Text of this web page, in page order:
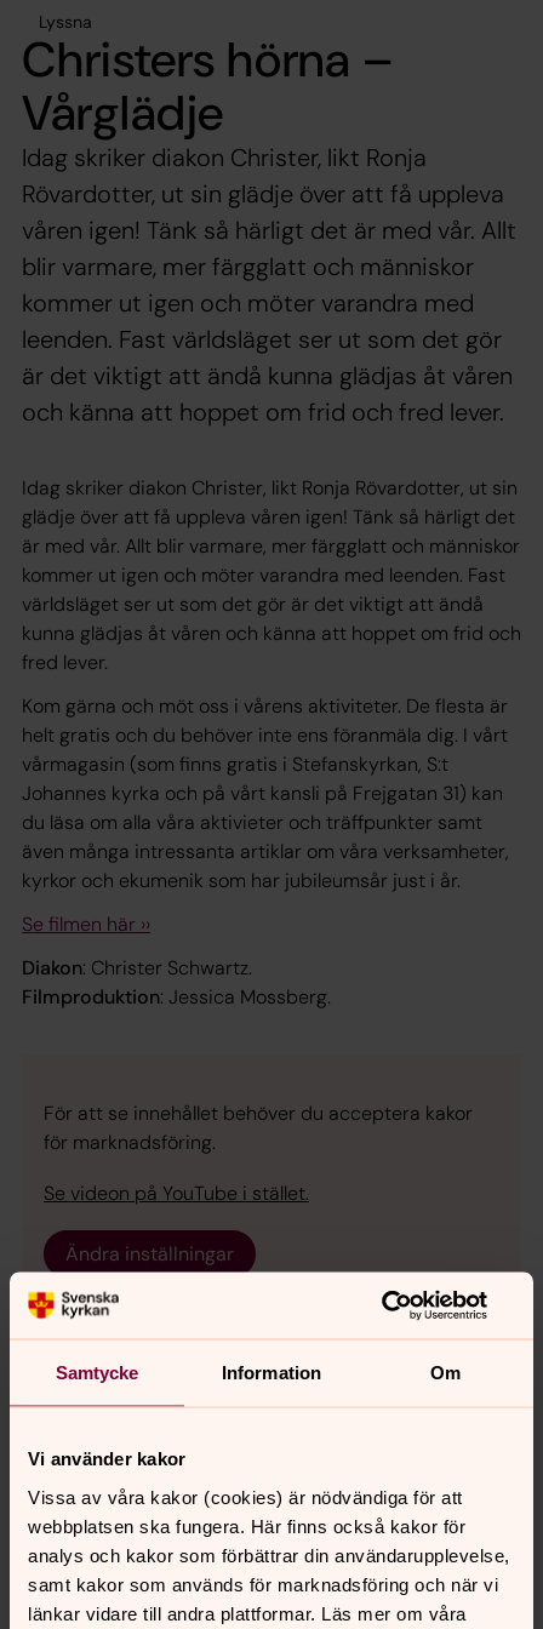
Samtycke Information Om
Vi använder kakor
Vissa av våra kakor (cookies) är nödvändiga för att
webbplatsen ska fungera. Här finns också kakor för
analys och kakor som förbättrar din användarupplevelse,
samt kakor som används för marknadsföring och när vi
länkar vidare till andra plattformar. Läs mer om våra
Lyssna
Christers hörna –
Vårglädje
Idag skriker diakon Christer, likt Ronja
Rövardotter, ut sin glädje över att få uppleva
våren igen! Tänk så härligt det är med vår. Allt
blir varmare, mer färgglatt och människor
kommer ut igen och möter varandra med
leenden. Fast världsläget ser ut som det gör
är det viktigt att ändå kunna glädjas åt våren
och känna att hoppet om frid och fred lever.
Idag skriker diakon Christer, likt Ronja Rövardotter, ut sin
glädje över att få uppleva våren igen! Tänk så härligt det
är med vår. Allt blir varmare, mer färgglatt och människor
kommer ut igen och möter varandra med leenden. Fast
världsläget ser ut som det gör är det viktigt att ändå
kunna glädjas åt våren och känna att hoppet om frid och
fred lever.
Kom gärna och möt oss i vårens aktiviteter. De flesta är
helt gratis och du behöver inte ens föranmäla dig. I vårt
vårmagasin (som finns gratis i Stefanskyrkan, S:t
Johannes kyrka och på vårt kansli på Frejgatan 31) kan
du läsa om alla våra aktivieter och träffpunkter samt
även många intressanta artiklar om våra verksamheter,
kyrkor och ekumenik som har jubileumsår just i år.
Se filmen här ››
Diakon: Christer Schwartz.
Filmproduktion: Jessica Mossberg.
För att se innehållet behöver du acceptera kakor
för marknadsföring.
Se videon på YouTube i stället.
Ändra inställningar
Kyrkbänken – Kyrkan mitt i stan
Har du inte tid att komma till kyrkan, så kommer vi till
du kanske ofta går förbi. Välkommen att slå dig ner en
stund och samtala om det du har på hjärtat.
Ditt medlemskap gör det möjligt!
Välkommen att bli medlem i Svenska kyrkan. Här finns